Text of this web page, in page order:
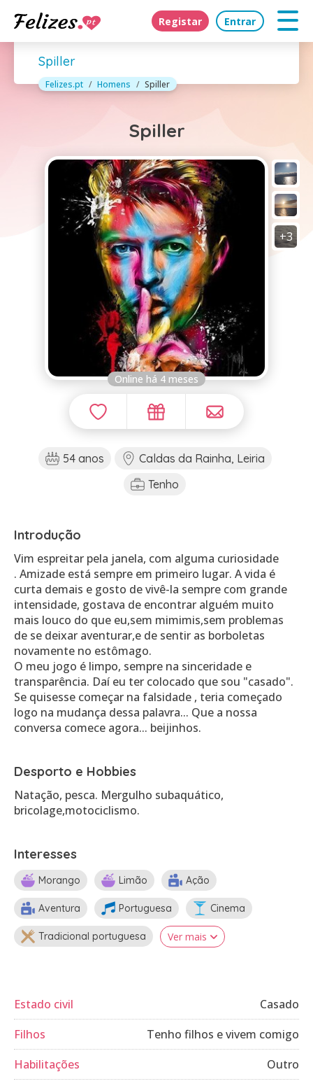
Registar Entrar
Spiller
Felizes.pt Homens Spiller
Spiller
+3
Online há 4 meses
54 anos
Caldas da Rainha, Leiria
Tenho
Introdução
Vim espreitar pela janela, com alguma curiosidade
. Amizade está sempre em primeiro lugar. A vida é
curta demais e gosto de vivê-la sempre com grande
intensidade, gostava de encontrar alguém muito
mais louco do que eu,sem mimimis,sem problemas
de se deixar aventurar,e de sentir as borboletas
novamente no estômago.
O meu jogo é limpo, sempre na sinceridade e
transparência. Daí eu ter colocado que sou "casado".
Se quisesse começar na falsidade , teria começado
logo na mudança dessa palavra... Que a nossa
Desporto e Hobbies
Natação, pesca. Mergulho subaquático,
bricolage,motociclismo.
Interesses
Morango Limão Ação
Aventura Portuguesa Cinema
Tradicional portuguesa Ver mais
Estado civil
Casado
Filhos
Tenho filhos e vivem comigo
Habilitações
Outro